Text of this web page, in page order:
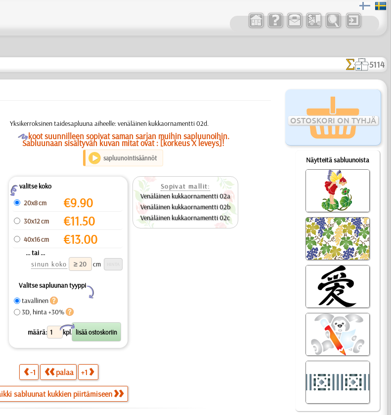
5114
OSTOSKORI ON TYHJÄ
Näytteitä sabluunoista
Yksikerroksinen taidesapluuna aiheelle: venäläinen kukkaornamentti 02d.
Okoot suunnilleen sopivat saman sarjan muihin sapluunoihin.
Sabluunaan sisältyvän kuvan mitat ovat : [korkeus X leveys]!
sapluunointisäännöt
Zvalitse koko
20x8 cm
€9.90
30x12 cm €11.50
40x16 cm €13.00
... tai ...
sinun koko
cm
Valitse sapluunan tyyppi
Y
tavallinen
3D, hinta +30%
määrä: kpl.
X
Sopivat mallit:
Venäläinen kukkaornamentti 02a
Venäläinen kukkaornamentti 02b
Venäläinen kukkaornamentti 02c
-1 palaa +1
sabluunat kukkien piirtämiseen